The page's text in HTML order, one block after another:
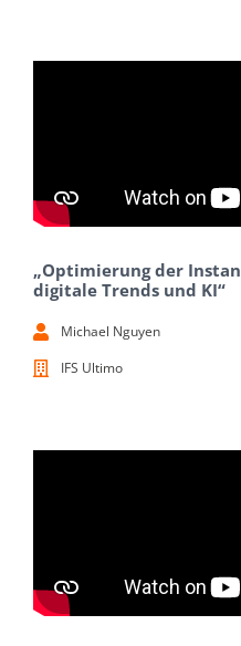
„Optimierung der
digitale Trends und KI“
Michael Nguyen
IFS Ultimo